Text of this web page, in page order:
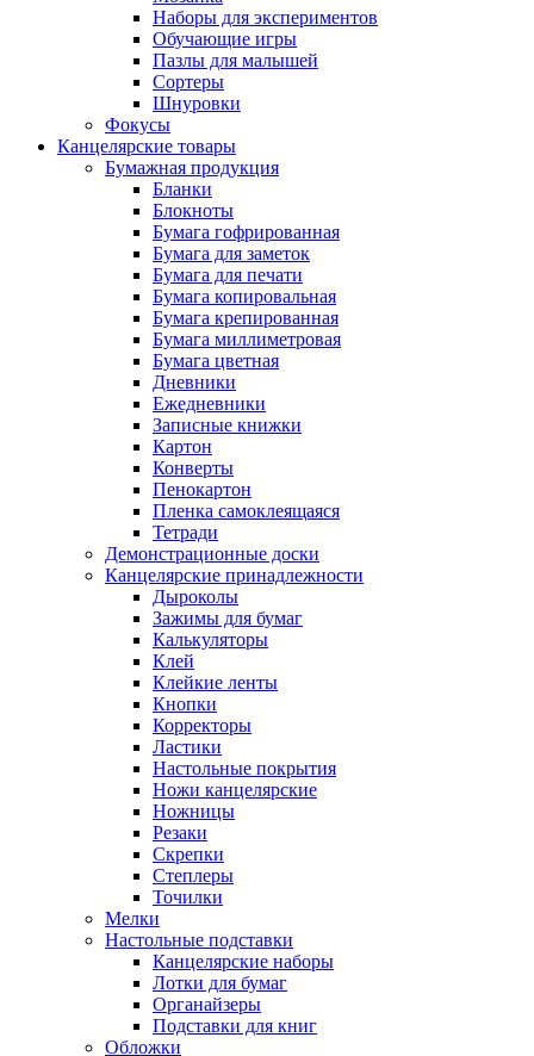
Наборы для экспериментов
Обучающие игры
Пазлы для малышей
Сортеры
Шнуровки
Фокусы
Канцелярские товары
Бумажная продукция
Бланки
Блокноты
Бумага гофрированная
Бумага для заметок
Бумага для печати
Бумага копировальная
Бумага крепированная
Бумага миллиметровая
Бумага цветная
Дневники
Ежедневники
Записные книжки
Картон
Конверты
Пенокартон
Пленка самоклеящаяся
Тетради
Демонстрационные доски
Канцелярские принадлежности
Дыроколы
Зажимы для бумаг
Калькуляторы
Клей
Клейкие ленты
Кнопки
Корректоры
Ластики
Настольные покрытия
Ножи канцелярские
Ножницы
Резаки
Скрепки
Степлеры
Точилки
Мелки
Настольные подставки
Канцелярские наборы
Лотки для бумаг
Органайзеры
Подставки для книг
Обложки